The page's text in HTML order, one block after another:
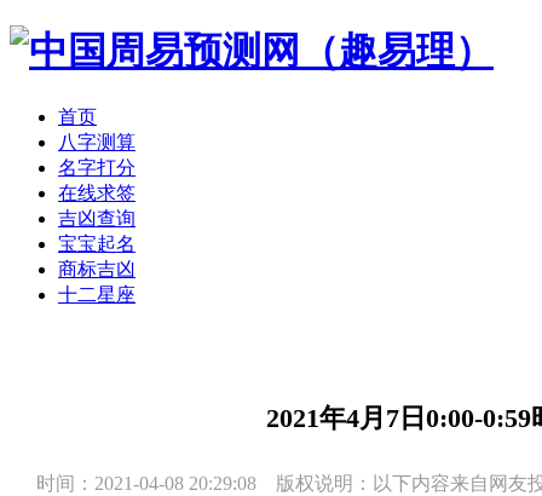
首页
八字测算
名字打分
在线求签
吉凶查询
宝宝起名
商标吉凶
十二星座
2021年4月7日0:00-
时间：2021-04-08 20:29:08 版权说明：以下内容来自网友